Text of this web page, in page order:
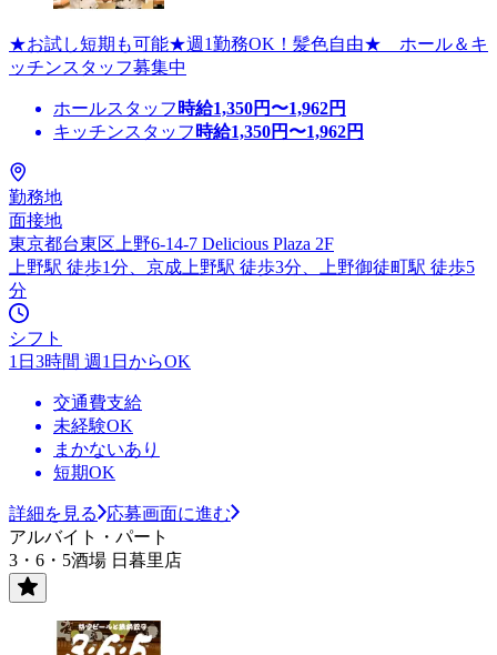
★お試し短期も可能★週1勤務OK！髪色自由★ ホール＆キ
ッチンスタッフ募集中
ホールスタッフ 時給1,350円〜1,962円
キッチンスタッフ 時給1,350円〜1,962円
勤務地
面接地
東京都台東区上野6-14-7 Delicious Plaza 2F
上野駅 徒歩1分、京成上野駅 徒歩3分、上野御徒町駅 徒歩5
分
シフト
1日3時間 週1日からOK
交通費支給
未経験OK
まかないあり
短期OK
詳細を見る
応募画面に進む
アルバイト・パート
3・6・5酒場 日暮里店